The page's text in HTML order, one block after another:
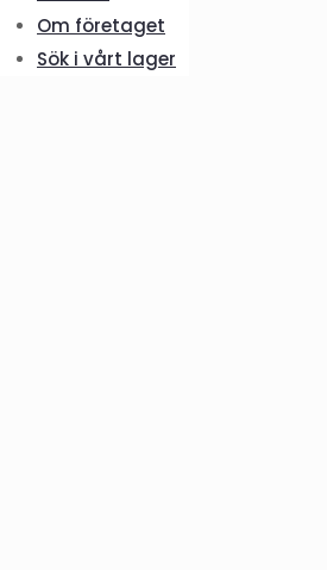
Om företaget
Sök i vårt lager